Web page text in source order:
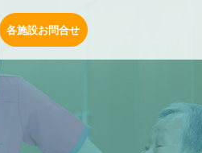
各施設お問合せ